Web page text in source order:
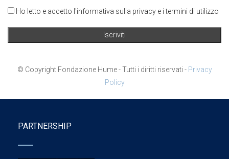
Ho letto e accetto l'informativa sulla privacy e i termini di utilizzo
© Copyright Fondazione Hume - Tutti i diritti riservati - Privacy
Policy
PARTNERSHIP